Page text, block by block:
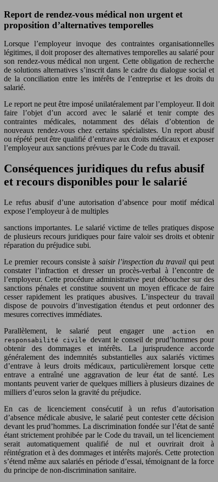
Report de rendez-vous médical non urgent et
proposition d’alternatives temporelles
Lorsque l’employeur invoque des contraintes organisationnelles
légitimes, il doit proposer des alternatives temporelles au salarié pour
son rendez-vous médical non urgent. Cette obligation de recherche
de solutions alternatives s’inscrit dans le cadre du dialogue social et
de la conciliation entre les intérêts de l’entreprise et les droits du
salarié.
Le report ne peut être imposé unilatéralement par l’employeur. Il doit
faire l’objet d’un accord avec le salarié et tenir compte des
contraintes médicales, notamment des délais d’obtention de
nouveaux rendez-vous chez certains spécialistes. Un report abusif
ou répété peut être qualifié d’entrave aux droits médicaux et exposer
l’employeur aux sanctions prévues par le Code du travail.
Conséquences juridiques du refus abusif
et recours disponibles pour le salarié
Le refus abusif d’une autorisation d’absence pour motif médical
expose l’employeur à de multiples
sanctions importantes. Le salarié victime de telles pratiques dispose
de plusieurs recours juridiques pour faire valoir ses droits et obtenir
réparation du préjudice subi.
Le premier recours consiste à saisir l’inspection du travail qui peut
constater l’infraction et dresser un procès-verbal à l’encontre de
l’employeur. Cette procédure administrative peut déboucher sur des
sanctions pénales et constitue souvent un moyen efficace de faire
cesser rapidement les pratiques abusives. L’inspecteur du travail
dispose de pouvoirs d’investigation étendus et peut ordonner des
mesures correctives immédiates.
Parallèlement, le salarié peut engager une
action en
responsabilité civiledevant le conseil de prud’hommes pour
obtenir des dommages et intérêts. La jurisprudence accorde
généralement des indemnités substantielles aux salariés victimes
d’entrave à leurs droits médicaux, particulièrement lorsque cette
entrave a entraîné une aggravation de leur état de santé. Les
montants peuvent varier de quelques milliers à plusieurs dizaines de
milliers d’euros selon la gravité du préjudice.
En cas de licenciement consécutif à un refus d’autorisation
d’absence médicale abusive, le salarié peut contester cette décision
devant les prud’hommes. La discrimination fondée sur l’état de santé
étant strictement prohibée par le Code du travail, un tel licenciement
serait automatiquement qualifié de nul et ouvrirait droit à
réintégration et à des dommages et intérêts majorés. Cette protection
s’étend même aux salariés en période d’essai, témoignant de la force
du principe de non-discrimination sanitaire.